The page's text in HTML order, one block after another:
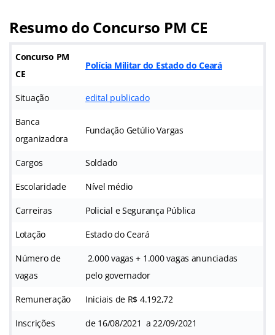
Resumo do Concurso PM CE
Concurso PM
CE
Polícia Militar do Estado do Ceará
Situação edital publicado
Banca
organizadora
Fundação Getúlio Vargas
Cargos Soldado
Escolaridade Nível médio
Carreiras Policial e Segurança Pública
Lotação Estado do Ceará
Número de
vagas
2.000 vagas + 1.000 vagas anunciadas
pelo governador
Remuneração Iniciais de R$ 4.192,72
Inscrições de 16/08/2021 a 22/09/2021